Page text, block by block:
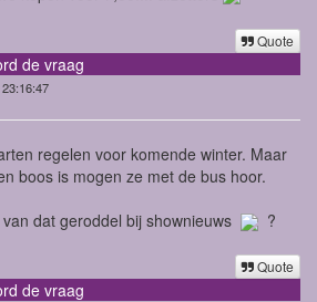
Quote
de vraag
regelen voor komende winter. Maar
boos is mogen ze met de bus hoor.
dat geroddel bij shownieuws
?
Quote
de vraag